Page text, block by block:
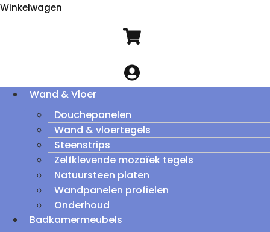
Winkelwagen
Wand & Vloer
Douchepanelen
Wand & vloertegels
Steenstrips
Zelfklevende mozaïek tegels
Natuursteen platen
Wandpanelen profielen
Onderhoud
Badkamermeubels